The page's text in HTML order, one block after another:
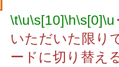
\t\u\s[10]\h\s[0]\u
いただいた限り
ードに切り替え